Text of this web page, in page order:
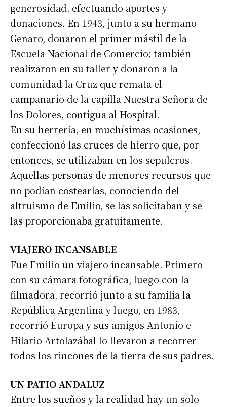
generosidad, efectuando aportes y
donaciones. En 1943, junto a su hermano
Genaro, donaron el primer mástil de la
Escuela Nacional de Comercio; también
realizaron en su taller y donaron a la
comunidad la Cruz que remata el
campanario de la capilla Nuestra Señora de
los Dolores, contigua al Hospital.
En su herrería, en muchísimas ocasiones,
confeccionó las cruces de hierro que, por
entonces, se utilizaban en los sepulcros.
Aquellas personas de menores recursos que
no podían costearlas, conociendo del
altruismo de Emilio, se las solicitaban y se
las proporcionaba gratuitamente.
VIAJERO INCANSABLE
Fue Emilio un viajero incansable. Primero
con su cámara fotográfica, luego con la
filmadora, recorrió junto a su familia la
República Argentina y luego, en 1983,
recorrió Europa y sus amigos Antonio e
Hilario Artolazábal lo llevaron a recorrer
todos los rincones de la tierra de sus padres.
UN PATIO ANDALUZ
Entre los sueños y la realidad hay un solo